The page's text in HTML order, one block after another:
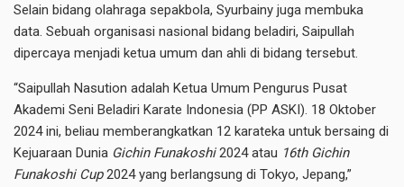
Selain bidang olahraga sepakbola, Syurbainy juga membuka
data. Sebuah organisasi nasional bidang beladiri, Saipullah
dipercaya menjadi ketua umum dan ahli di bidang tersebut.
“Saipullah Nasution adalah Ketua Umum Pengurus Pusat
Akademi Seni Beladiri Karate Indonesia (PP ASKI). 18 Oktober
2024 ini, beliau memberangkatkan 12 karateka untuk bersaing di
Kejuaraan Dunia Gichin Funakoshi2024 atau 16th Gichin
Funakoshi Cup2024 yang berlangsung di Tokyo, Jepang,”